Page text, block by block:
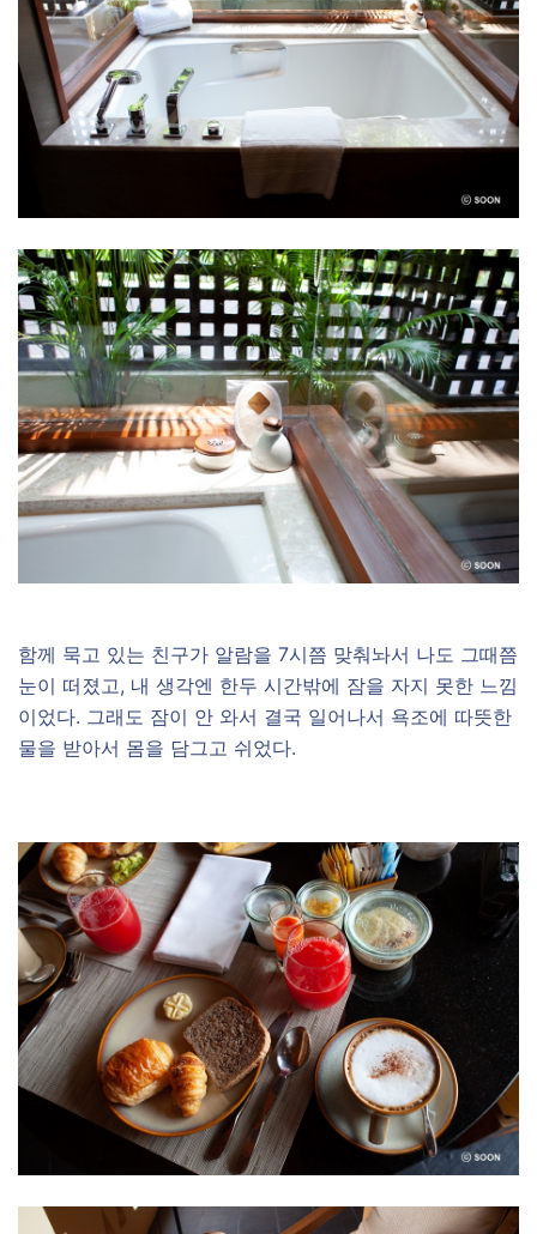
함께 묵고 있는 친구가 알람을 7시쯤 맞춰놔서 나도 그때쯤
눈이 떠졌고, 내 생각엔 한두 시간밖에 잠을 자지 못한 느낌
이었다. 그래도 잠이 안 와서 결국 일어나서 욕조에 따뜻한
물을 받아서 몸을 담그고 쉬었다.